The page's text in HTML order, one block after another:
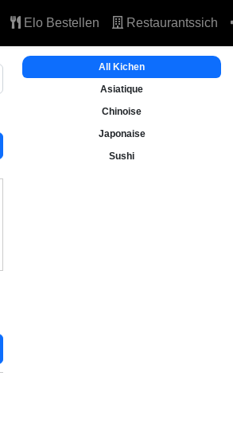
Elo Bestellen Restaurantssich
All Kichen
Asiatique
Chinoise
Japonaise
Sushi